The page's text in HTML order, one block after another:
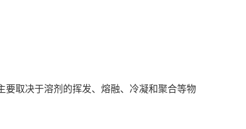
取决于溶剂的挥发、熔融、冷凝和聚合等物